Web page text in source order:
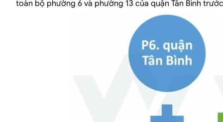
toàn bộ phường 6 và phường 13 của quận Tân Bình